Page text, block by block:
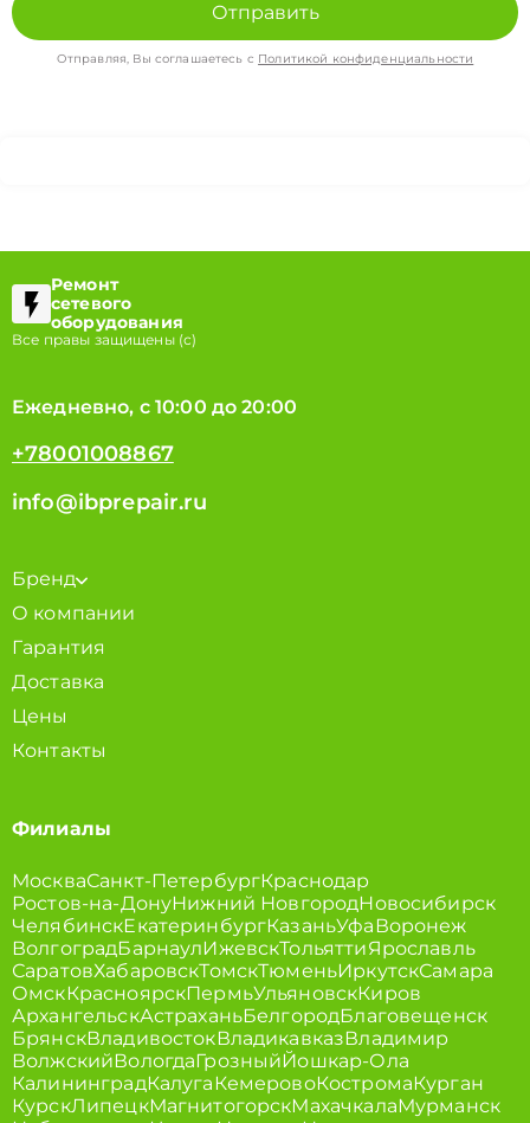
Отправить
Отправляя, Вы соглашаетесь с Политикой конфиденциальности
Ремонт
сетевого
оборудования
Все правы защищены (с)
Ежедневно, с 10:00 до 20:00
+78001008867
info@ibprepair.ru
Бренд
О компании
Гарантия
Доставка
Цены
Контакты
Филиалы
МоскваСанкт-ПетербургКраснодар
Ростов-на-ДонуНижний НовгородНовосибирск
ЧелябинскЕкатеринбургКазаньУфаВоронеж
ВолгоградБарнаулИжевскТольяттиЯрославль
СаратовХабаровскТомскТюменьИркутскСамара
ОмскКрасноярскПермьУльяновскКиров
АрхангельскАстраханьБелгородБлаговещенск
БрянскВладивостокВладикавказВладимир
ВолжскийВологдаГрозныйЙошкар-Ола
КалининградКалугаКемеровоКостромаКурган
КурскЛипецкМагнитогорскМахачкалаМурманск